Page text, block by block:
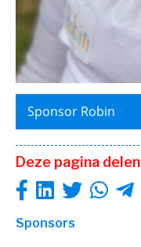
Sponsor Robin
Deze pagina delen
Sponsors